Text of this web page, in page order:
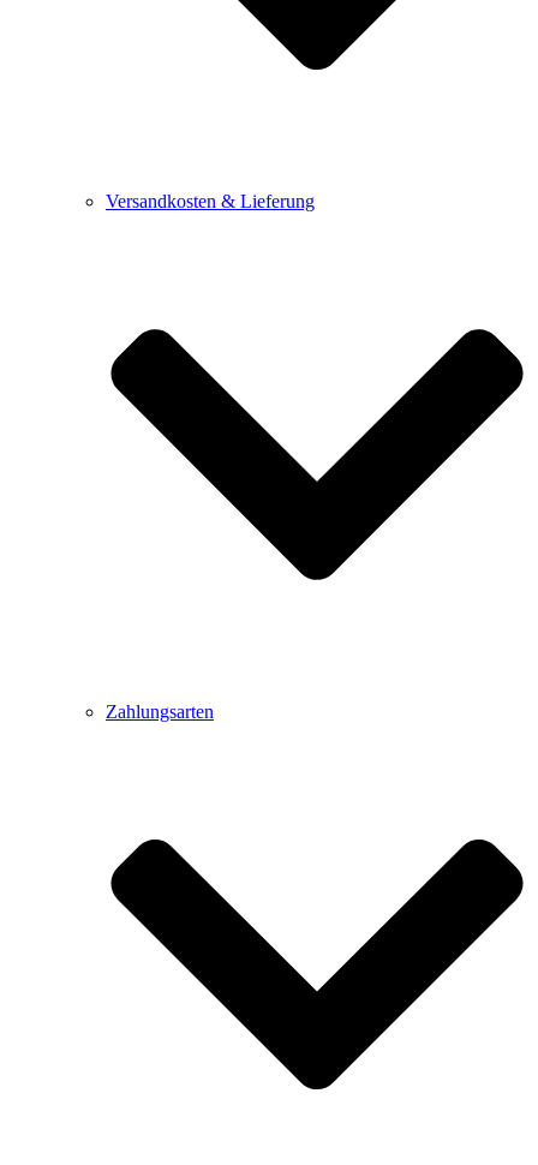
Versandkosten & Lieferung
Zahlungsarten